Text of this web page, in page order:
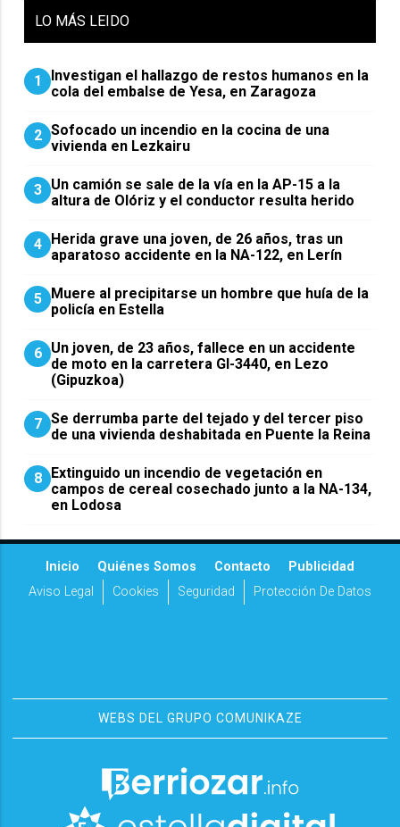
LO MÁS LEIDO
1
Investigan el hallazgo de restos humanos en la
cola del embalse de Yesa, en Zaragoza
2 Sofocado un incendio en la cocina de una
vivienda en Lezkairu
3 Un camión se sale de la vía en la AP-15 a la
altura de Olóriz y el conductor resulta herido
4 Herida grave una joven, de 26 años, tras un
aparatoso accidente en la NA-122, en Lerín
5 Muere al precipitarse un hombre que huía de la
policía en Estella
6 Un joven, de 23 años, fallece en un accidente
de moto en la carretera GI-3440, en Lezo
(Gipuzkoa)
7 Se derrumba parte del tejado y del tercer piso
de una vivienda deshabitada en Puente la Reina
8 Extinguido un incendio de vegetación en
campos de cereal cosechado junto a la NA-134,
en Lodosa
Inicio Quiénes Somos Contacto
Publicidad
Aviso Legal
Cookies Seguridad Protección De Datos
WEBS DEL GRUPO COMUNIKAZE